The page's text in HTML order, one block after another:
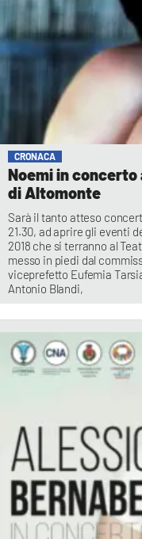
CRONACA
Noemi in
di Altomonte
Sarà il tanto atteso
21.30, ad aprire gli eventi
2018 che si terranno al
messo in piedi dal
viceprefetto Eufemia
Antonio Blandi,